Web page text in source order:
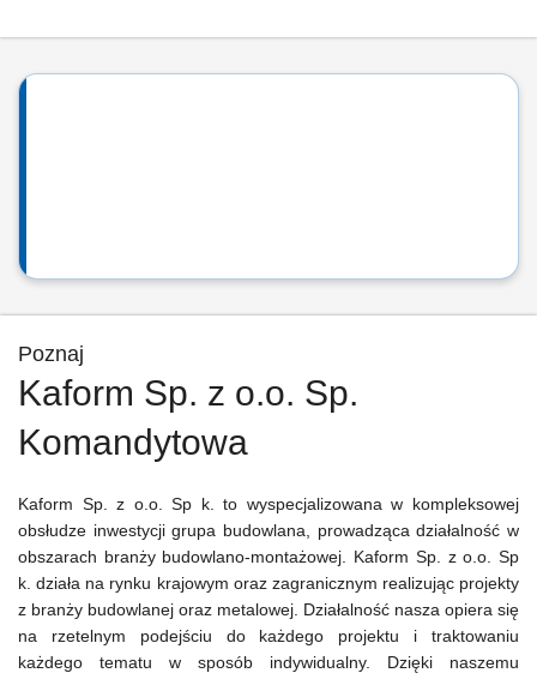
Poznaj
Kaform Sp. z o.o. Sp.
Komandytowa
Kaform Sp. z o.o. Sp k. to wyspecjalizowana w kompleksowej
obsłudze inwestycji grupa budowlana, prowadząca działalność w
obszarach branży budowlano-montażowej. Kaform Sp. z o.o. Sp
k. działa na rynku krajowym oraz zagranicznym realizując projekty
z branży budowlanej oraz metalowej. Działalność nasza opiera się
na rzetelnym podejściu do każdego projektu i traktowaniu
każdego tematu w sposób indywidualny. Dzięki naszemu